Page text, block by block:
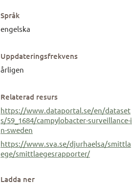
Språk
engelska
Uppdateringsfrekvens
årligen
Relaterad resurs
https://www.dataportal.se/en/dataset
s/59_1684/campylobacter-surveillance-i
n-sweden
https://www.sva.se/djurhaelsa/smittla
ege/smittlaegesrapporter/
Ladda ner